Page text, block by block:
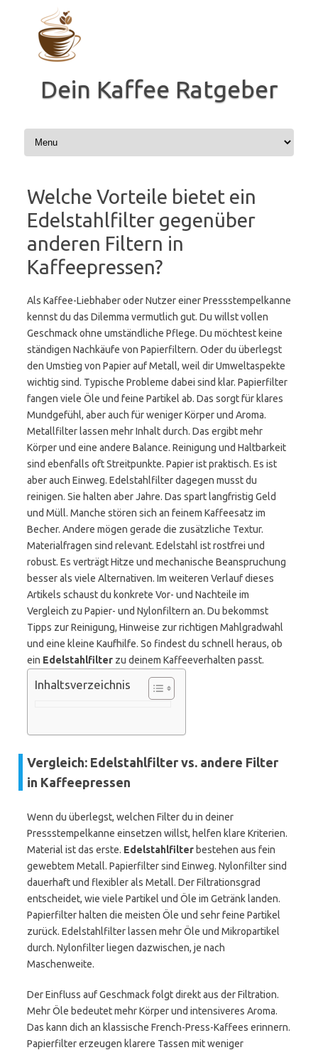
springen
Dein Kaffee Ratgeber
Welche Vorteile bietet ein
Edelstahlfilter gegenüber
anderen Filtern in
Kaffeepressen?
Als Kaffee-Liebhaber oder Nutzer einer Pressstempelkanne
kennst du das Dilemma vermutlich gut. Du willst vollen
Geschmack ohne umständliche Pflege. Du möchtest keine
ständigen Nachkäufe von Papierfiltern. Oder du überlegst
den Umstieg von Papier auf Metall, weil dir Umweltaspekte
wichtig sind. Typische Probleme dabei sind klar. Papierfilter
fangen viele Öle und feine Partikel ab. Das sorgt für klares
Mundgefühl, aber auch für weniger Körper und Aroma.
Metallfilter lassen mehr Inhalt durch. Das ergibt mehr
Körper und eine andere Balance. Reinigung und Haltbarkeit
sind ebenfalls oft Streitpunkte. Papier ist praktisch. Es ist
aber auch Einweg. Edelstahlfilter dagegen musst du
reinigen. Sie halten aber Jahre. Das spart langfristig Geld
und Müll. Manche stören sich an feinem Kaffeesatz im
Becher. Andere mögen gerade die zusätzliche Textur.
Materialfragen sind relevant. Edelstahl ist rostfrei und
robust. Es verträgt Hitze und mechanische Beanspruchung
besser als viele Alternativen. Im weiteren Verlauf dieses
Artikels schaust du konkrete Vor- und Nachteile im
Vergleich zu Papier- und Nylonfiltern an. Du bekommst
Tipps zur Reinigung, Hinweise zur richtigen Mahlgradwahl
und eine kleine Kaufhilfe. So findest du schnell heraus, ob
ein Edelstahlfilter zu deinem Kaffeeverhalten passt.
Inhaltsverzeichnis
Vergleich: Edelstahlfilter vs. andere Filter
in Kaffeepressen
Wenn du überlegst, welchen Filter du in deiner
Pressstempelkanne einsetzen willst, helfen klare Kriterien.
Material ist das erste. Edelstahlfilter bestehen aus fein
gewebtem Metall. Papierfilter sind Einweg. Nylonfilter sind
dauerhaft und flexibler als Metall. Der Filtrationsgrad
entscheidet, wie viele Partikel und Öle im Getränk landen.
Papierfilter halten die meisten Öle und sehr feine Partikel
zurück. Edelstahlfilter lassen mehr Öle und Mikropartikel
durch. Nylonfilter liegen dazwischen, je nach
Maschenweite.
Der Einfluss auf Geschmack folgt direkt aus der Filtration.
Mehr Öle bedeutet mehr Körper und intensiveres Aroma.
Das kann dich an klassische French-Press-Kaffees erinnern.
Papierfilter erzeugen klarere Tassen mit weniger